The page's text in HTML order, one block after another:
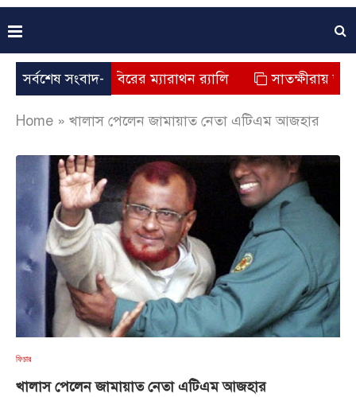
সর্বশেষ সংবাদ-
ছাত্রশিবিরের ম্যারাথন র‌্যালি সাতক্ষীরায় জুলাই
Home » খালাস পেলেন জামায়াত নেতা এটিএম আজহার
ফিচার
খালাস পেলেন জামায়াত নেতা এটিএম আজহার